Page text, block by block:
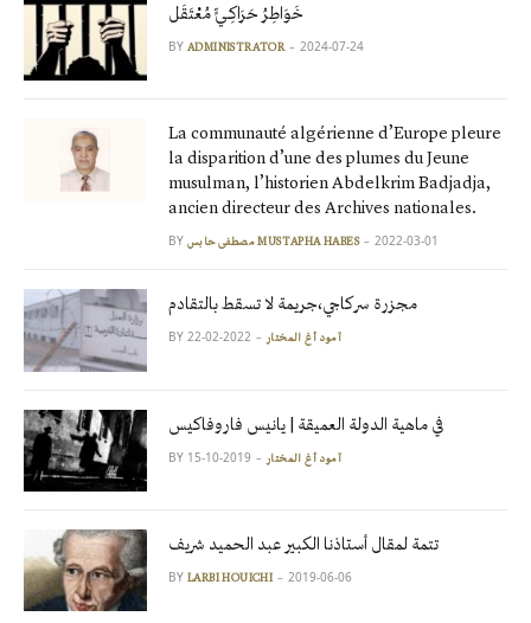
خَوَاطِرُ حَرَاكِـيٍّ مُعْتَقَل
BY ADMINISTRATOR 2024-07-24
La communauté algérienne d’Europe pleure
la disparition d’une des plumes du Jeune
musulman, l’historien Abdelkrim Badjadja,
ancien directeur des Archives nationales.
BY مصطفى حابس MUSTAPHA HABES 2022-03-01
مجزرة سركاجي،جريمة لا تسقط بالتقادم
BY آمود أغ المختار 2022-02-22
في ماهية الدولة العميقة | يانيس فاروفاكيس
BY آمود أغ المختار 2019-10-15
تتمة لمقال أستاذنا الكبير عبد الحميد شريف
BY LARBI HOUICHI 2019-06-06